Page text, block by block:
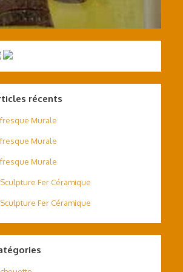
récents
fresque Murale
fresque Murale
fresque Murale
Sculpture Fer Céramique
Sculpture Fer Céramique